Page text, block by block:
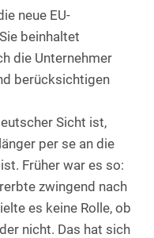
neue EU-
beinhaltet
die Unternehmer
berücksichtigen
Sicht ist,
per se an die
Früher war es so:
zwingend nach
es keine Rolle, ob
nicht. Das hat sich